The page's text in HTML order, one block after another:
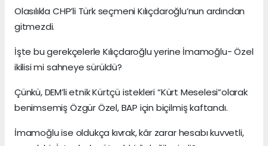
Olasılıkla CHP’li Türk seçmeni Kılıçdaroğlu’nun ardından
gitmezdi.
İşte bu gerekçelerle Kılıçdaroğlu yerine İmamoğlu- Özel
ikilisi mi sahneye sürüldü?
Çünkü, DEM’li etnik Kürtçü istekleri “Kürt Meselesi”olarak
benimsemiş Özgür Özel, BAP için biçilmiş kaftandı.
İmamoğlu ise oldukça kıvrak, kâr zarar hesabı kuvvetli,